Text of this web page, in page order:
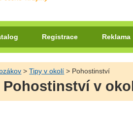
Registrace Reklama
>Tipy v okolí > Pohostinství
Pohostinství v